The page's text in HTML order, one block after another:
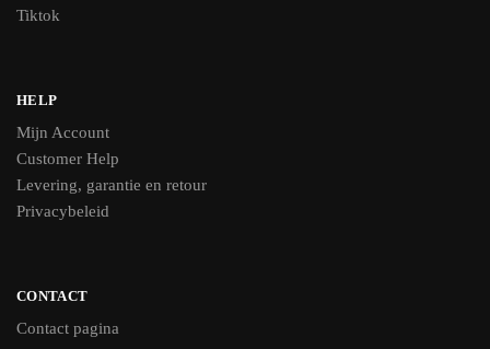
Tiktok
HELP
Mijn Account
Customer Help
Levering, garantie en retour
Privacybeleid
CONTACT
Contact pagina